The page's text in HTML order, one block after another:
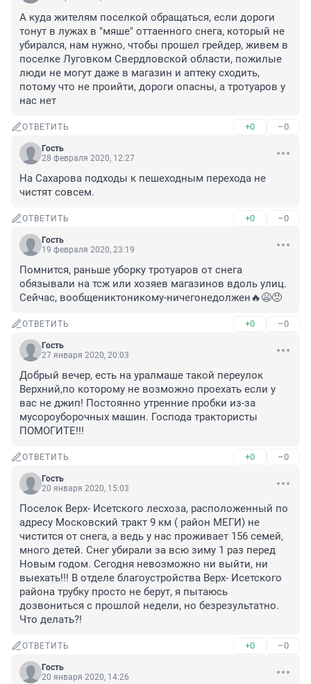
А куда жителям поселкой обращаться, если дороги
тонут в лужах в "мяше" оттаенного снега, который не
убирался, нам нужно, чтобы прошел грейдер, живем в
поселке Луговком Свердловской области, пожилые
люди не могут даже в магазин и аптеку сходить,
потому что не проийти, дороги опасны, а тротуаров у
нас нет
ОТВЕТИТЬ +0 –0
Гость
28 февраля 2020, 12:27
На Сахарова подходы к пешеходным перехода не
чистят совсем.
ОТВЕТИТЬ +0 –0
Гость
19 февраля 2020, 23:19
Помнится, раньше уборку тротуаров от снега
обязывали на тсж или хозяев магазинов вдоль улиц.
Сейчас, вообщениктоникому-ничегонедолжен🔥😫😠
ОТВЕТИТЬ +0 –0
Гость
27 января 2020, 20:03
Добрый вечер, есть на уралмаше такой переулок
Верхний,по которому не возможно проехать если у
вас не джип! Постоянно утренние пробки из-за
мусороуборочных машин. Господа трактористы
ПОМОГИТЕ!!!
ОТВЕТИТЬ +0 –0
Гость
20 января 2020, 15:03
Поселок Верх- Исетского лесхоза, расположенный по
адресу Московский тракт 9 км ( район МЕГИ) не
чистится от снега, а ведь у нас проживает 156 семей,
много детей. Снег убирали за всю зиму 1 раз перед
Новым годом. Сегодня невозможно ни выйти, ни
выехать!!! В отделе благоустройства Верх- Исетского
района трубку просто не берут, я пытаюсь
дозвониться с прошлой недели, но безрезультатно.
Что делать?!
ОТВЕТИТЬ +0 –0
Гость
20 января 2020, 14:26